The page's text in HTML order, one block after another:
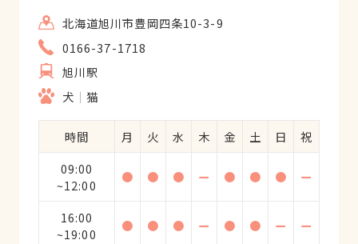
北海道旭川市豊岡四条10-3-9
0166-37-1718
旭川駅
犬
猫
時間 月 火 水 木 金 土 日
祝
09:00
~12:00
● ● ● ー ● ● ● ー
16:00
~19:00
● ● ● ー ● ● ー ー